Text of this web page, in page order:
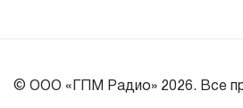
© ООО «ГПМ Радио» 2026. Все